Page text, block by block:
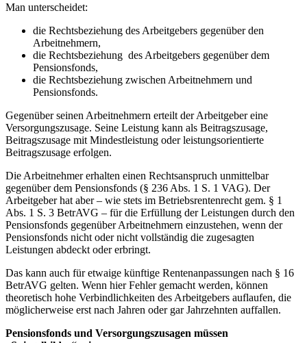
Man unterscheidet:
die Rechtsbeziehung des Arbeitgebers gegenüber den
Arbeitnehmern,
die Rechtsbeziehung des Arbeitgebers gegenüber dem
Pensionsfonds,
die Rechtsbeziehung zwischen Arbeitnehmern und
Pensionsfonds.
Gegenüber seinen Arbeitnehmern erteilt der Arbeitgeber eine
Versorgungszusage. Seine Leistung kann als Beitragszusage,
Beitragszusage mit Mindestleistung oder leistungsorientierte
Beitragszusage erfolgen.
Die Arbeitnehmer erhalten einen Rechtsanspruch unmittelbar
gegenüber dem Pensionsfonds (§ 236 Abs. 1 S. 1 VAG). Der
Arbeitgeber hat aber – wie stets im Betriebsrentenrecht gem. § 1
Abs. 1 S. 3 BetrAVG – für die Erfüllung der Leistungen durch den
Pensionsfonds gegenüber Arbeitnehmern einzustehen, wenn der
Pensionsfonds nicht oder nicht vollständig die zugesagten
Leistungen abdeckt oder erbringt.
Das kann auch für etwaige künftige Rentenanpassungen nach § 16
BetrAVG gelten. Wenn hier Fehler gemacht werden, können
theoretisch hohe Verbindlichkeiten des Arbeitgebers auflaufen, die
möglicherweise erst nach Jahren oder gar Jahrzehnten auffallen.
Pensionsfonds und Versorgungszusagen müssen